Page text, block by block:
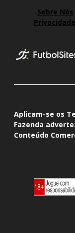
Sobre Nós
Privacidade
Aplicam-se os
Fazenda
Conteúdo